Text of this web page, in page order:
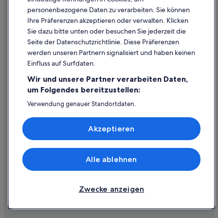
Inhaltsrichtlinien und Melden von Inhalten
Hilfe
Hilfe
Rückerstattungsprozess und Zeitrahmen
Buchen Sie einen Flug mit einer Gutschrift bei der Fluggesellschaft
Internationale Reisedokumente
© 2026 Expedia, Inc., ein Unternehmen der Expedia Group. Alle Rechte
vorbehalten. Expedia und das Expedia-Logo sind Handelsmarken oder
personenbezogene Daten zu verarbeiten. Sie können
Ihre Präferenzen akzeptieren oder verwalten. Klicken
Sie dazu bitte unten oder besuchen Sie jederzeit die
Seite der Datenschutzrichtlinie. Diese Präferenzen
werden unseren Partnern signalisiert und haben keinen
Einfluss auf Surfdaten.
Wir und unsere Partner verarbeiten Daten,
um Folgendes bereitzustellen:
Verwendung genauer Standortdaten.
Speichern von oder Zugriff auf Informationen auf einem
Endgerät. Personalisierte Werbung und Inhalte, Messung
von Werbeleistung und der Performance von Inhalten,
Liste der Partner (Lieferanten)
Zwecke anzeigen
Alle ablehnen
Akzeptieren